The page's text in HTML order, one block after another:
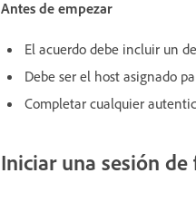
Antes de empezar
El acuerdo debe incluir un
Debe ser el host asignado
Completar cualquier
Iniciar una sesión